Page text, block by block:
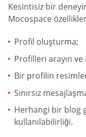
Kesintisiz bir
Mocospace
Profil oluşturma;
Profilleri arayın ve
Bir profilin
Sınırsız
Herhangi bir blog
kullanılabilirliği.